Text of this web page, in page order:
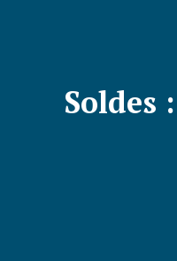
Soldes